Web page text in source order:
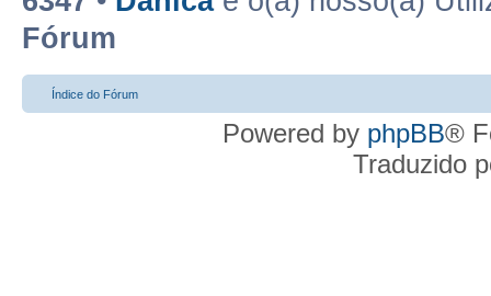
Fórum
Índice do Fórum
Powered by phpBB®
Traduzido